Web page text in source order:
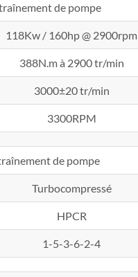
de pompe
118Kw / 160hp @ 2900rpm
388N.m à 2900 tr/min
3000±20 tr/min
3300RPM
de pompe
Turbocompressé
HPCR
1-5-3-6-2-4